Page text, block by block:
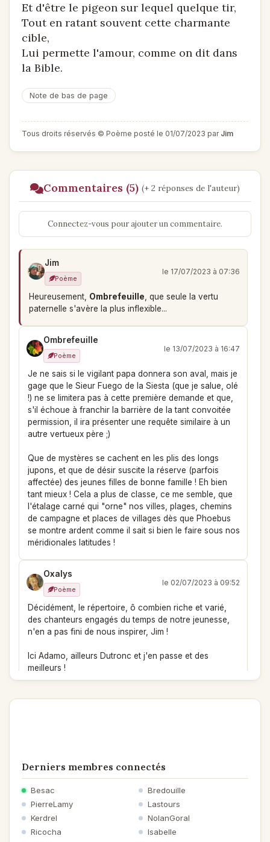
Et d'être le pigeon sur lequel quelque tir,
Tout en ratant souvent cette charmante
cible,
Lui permette l'amour, comme on dit dans
la Bible.
Note de bas de page
Tous droits réservés © Poème posté le 01/07/2023 par Jim
Commentaires (5) (+ 2 réponses de l'auteur)
Connectez-vous pour ajouter un commentaire.
Jim
Poème
le 17/07/2023 à 07:36
Heureusement, Ombrefeuille , que seule la vertu
paternelle s'avère la plus inflexible...
Ombrefeuille
Poème
le 13/07/2023 à 16:47
Je ne sais si le vigilant papa donnera son aval, mais je
gage que le Sieur Fuego de la Siesta (que je salue, olé
!) ne se limitera pas à cette première demande et que,
s'il échoue à franchir la barrière de la tant convoitée
permission, il ira présenter une requête similaire à un
autre vertueux père ;)
Que de mystères se cachent en les plis des longs
jupons, et que de désir suscite la réserve (parfois
affectée) des jeunes filles de bonne famille ! Eh bien
tant mieux ! Cela a plus de classe, ce me semble, que
l'étalage carné qui "orne" nos villes, plages, chemins
de campagne et places de villages dès que Phoebus
se montre ardent comme il sait si bien le faire sous nos
méridionales latitudes !
Oxalys
Poème
le 02/07/2023 à 09:52
Décidément, le répertoire, ô combien riche et varié,
des chanteurs engagés du temps de notre jeunesse,
n'en a pas fini de nous inspirer, Jim !
Ici Adamo, ailleurs Dutronc et j'en passe et des
meilleurs !
Cela a bien changé depuis, où tout est permis, ce qui
Machajol
Poème
..."Vous permettez Monsieur que j'emprunte votre fille
..." ...
Derniers membres connectés
Besac
Bredouille
PierreLamy
Lastours
Kerdrel
NolanGoral
Ricocha
Isabelle